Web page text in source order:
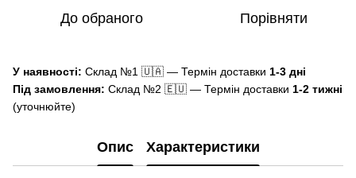
До обраного Порівняти
У наявності: Склад №1 🇺🇦 — Термін доставки 1-3 дні
Під замовлення: Склад №2 🇪🇺 — Термін доставки 1-2 тижні
(уточнюйте)
Опис Характеристики